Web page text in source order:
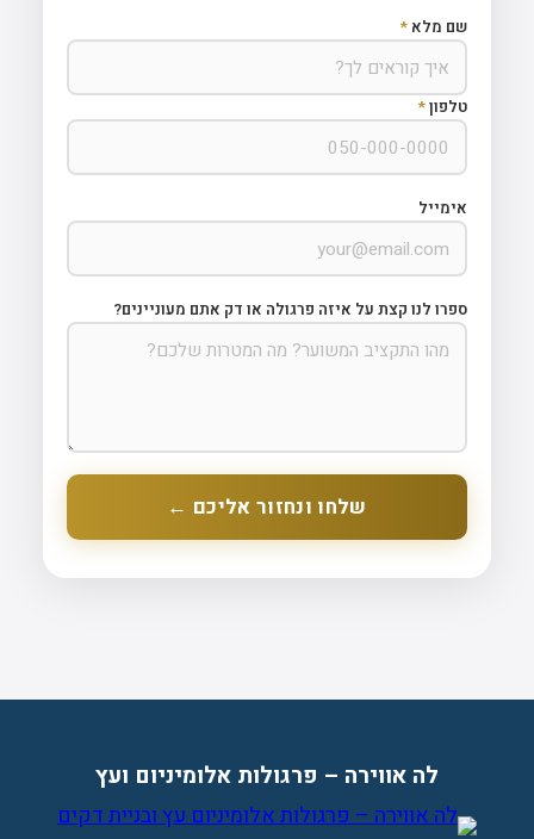
שם מלא *
טלפון*
אימייל
ספרו לנו קצת על איזה פרגולה או דק אתם מעוניינים?
שלחו ונחזור אליכם ←
לה אווירה – פרגולות אלומיניום ועץ